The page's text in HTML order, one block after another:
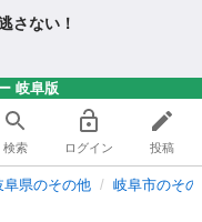
さない！
岐阜版
検索 ログイン 投稿
阜県のその他 岐阜市のそ